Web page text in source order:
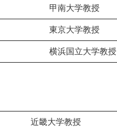
甲南大学教授
東京大学教授
横浜国立大学教授
近畿大学教授